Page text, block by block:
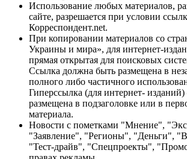
Использование любых материалов,
сайте, разрешается при условии
Корреспондент.net.
При копировании материалов со
Украины и мира», для интернет-
прямая открытая для поисковых
Ссылка должна быть размещена в
полного либо частичного
Гиперссылка (для интернет-
размещена в подзаголовке или в
материала.
Новости с пометками "Мнение",
"Заявление", "Регионы", "Деньги",
"Тест-драйв", "Спецпроекты",